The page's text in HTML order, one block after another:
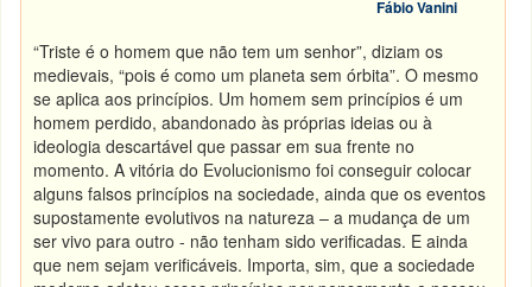
Fábio Vanini
“Triste é o homem que não tem um senhor”, diziam os
medievais, “pois é como um planeta sem órbita”. O mesmo
se aplica aos princípios. Um homem sem princípios é um
homem perdido, abandonado às próprias ideias ou à
ideologia descartável que passar em sua frente no
momento. A vitória do Evolucionismo foi conseguir colocar
alguns falsos princípios na sociedade, ainda que os eventos
supostamente evolutivos na natureza – a mudança de um
ser vivo para outro - não tenham sido verificadas. E ainda
que nem sejam verificáveis. Importa, sim, que a sociedade